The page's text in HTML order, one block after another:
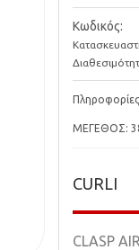
Κωδικός:
ΜΕΓΕΘΟΣ:
CURLI
CLASP